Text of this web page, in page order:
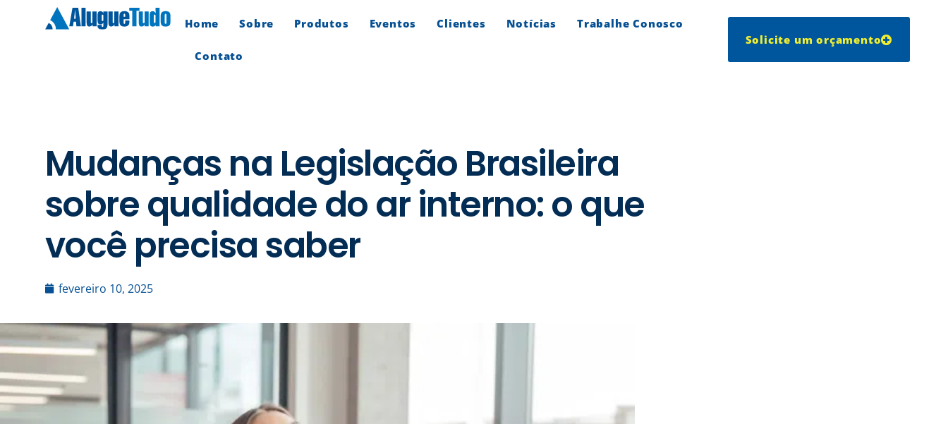
Home Sobre Produtos Eventos Clientes Notícias Trabalhe Conosco
Contato
Solicite um orçamento
Mudanças na Legislação Brasileira
sobre qualidade do ar interno: o que
você precisa saber
fevereiro 10, 2025